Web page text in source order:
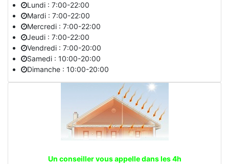
Lundi : 7:00-22:00
Mardi : 7:00-22:00
Mercredi : 7:00-22:00
Jeudi : 7:00-22:00
Vendredi : 7:00-20:00
Samedi : 10:00-20:00
Dimanche : 10:00-20:00
Un conseiller vous appelle dans les 4h